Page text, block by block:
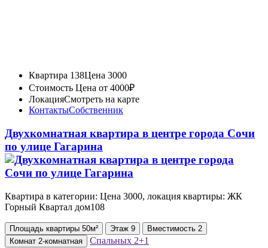
Квартира 138Цена 3000
Стоимость Цена от 4000₽
ЛокацияСмотреть на карте
КонтактыСобственник
Двухкомнатная квартира в центре города Сочи
по улице Гагарина
Квартира в категории: Цена 3000, локация квартиры: ЖК
Горный Квартал дом108
Площадь квартиры 50м² Этаж 9 Вместимость 2
Комнат 2-комнатная Спальных 2+1